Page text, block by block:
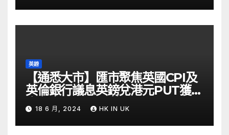
英鎊
【通悉大市】匯市聚焦英國CPI及
英倫銀行議息英鎊兌港元PUT獲資
金留意 – Now 財經
18 6 月, 2024 HK IN UK